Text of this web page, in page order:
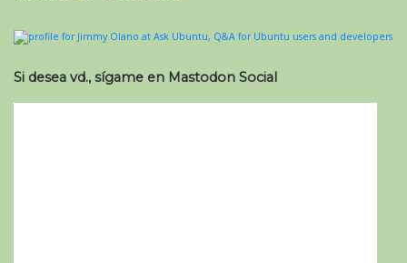
Si desea vd., sígame en Mastodon Social